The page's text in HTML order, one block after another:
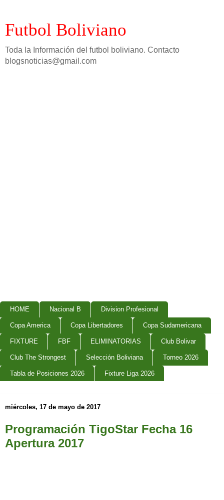
Futbol Boliviano
Toda la Información del futbol boliviano. Contacto
blogsnoticias@gmail.com
HOME Nacional B Division Profesional
Copa America Copa Libertadores Copa Sudamericana
FIXTURE FBF ELIMINATORIAS Club Bolivar
Club The Strongest Selección Boliviana Torneo 2026
Tabla de Posiciones 2026 Fixture Liga 2026
miércoles, 17 de mayo de 2017
Programación TigoStar Fecha 16
Apertura 2017